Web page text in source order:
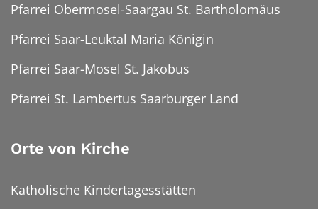
Pfarrei Obermosel-Saargau St. Bartholomäus
Pfarrei Saar-Leuktal Maria Königin
Pfarrei Saar-Mosel St. Jakobus
Pfarrei St. Lambertus Saarburger Land
Orte von Kirche
Katholische Kindertagesstätten